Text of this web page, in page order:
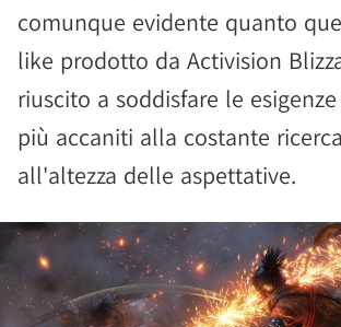
comunque evidente quanto
like prodotto da Activision
riuscito a soddisfare le
più accaniti alla costante
all'altezza delle aspettative.